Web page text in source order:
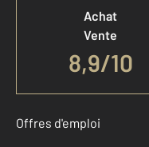
Achat
Vente
8,9/10
Offres d'emploi